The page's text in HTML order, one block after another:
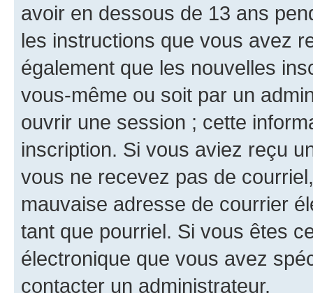
avoir en dessous de 13 ans
les instructions que vous avez
également que les nouvelles
vous-même ou soit par un
ouvrir une session ; cette
inscription. Si vous aviez reçu
vous ne recevez pas de
mauvaise adresse de courrier
tant que pourriel. Si vous êtes
électronique que vous avez
contacter un administrateur.